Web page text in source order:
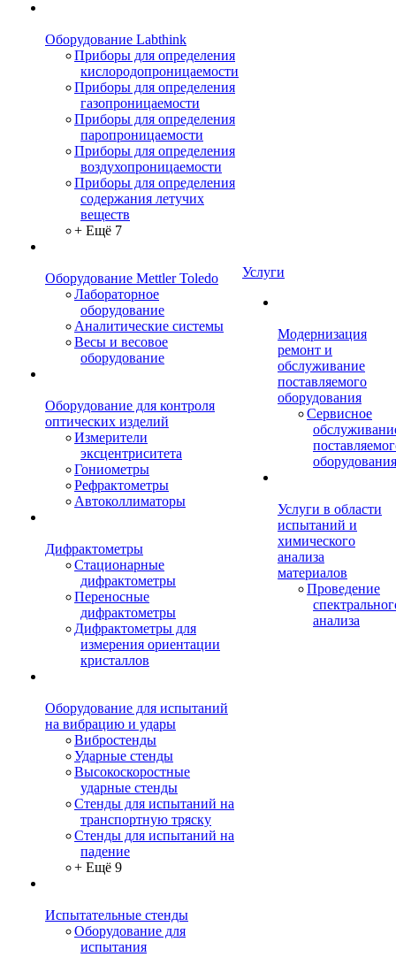
Оборудование Labthink
Приборы для определения
кислородопроницаемости
Приборы для определения
газопроницаемости
Приборы для определения
паропроницаемости
Приборы для определения
воздухопроницаемости
Приборы для определения
содержания летучих
веществ
+ Ещё 7
Оборудование Mettler Toledo
Лабораторное
оборудование
Аналитические системы
Весы и весовое
оборудование
Оборудование для контроля
оптических изделий
Измерители
эксцентриситета
Гониометры
Рефрактометры
Автоколлиматоры
Дифрактометры
Стационарные
дифрактометры
Переносные
дифрактометры
Дифрактометры для
измерения ориентации
кристаллов
Оборудование для испытаний
на вибрацию и удары
Вибростенды
Ударные стенды
Высокоскоростные
ударные стенды
Стенды для испытаний на
транспортную тряску
Стенды для испытаний на
падение
+ Ещё 9
Испытательные стенды
Оборудование для
испытания
Услуги
Модернизация
ремонт и
обслуживание
поставляемого
оборудования
Сервисное
оборудования
Услуги в области
испытаний и
химического
анализа
материалов
Проведение
анализа